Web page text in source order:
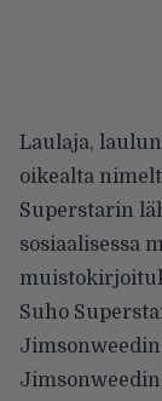
Laulaja,
oikealta
Superstarin
sosiaalisessa
Suho